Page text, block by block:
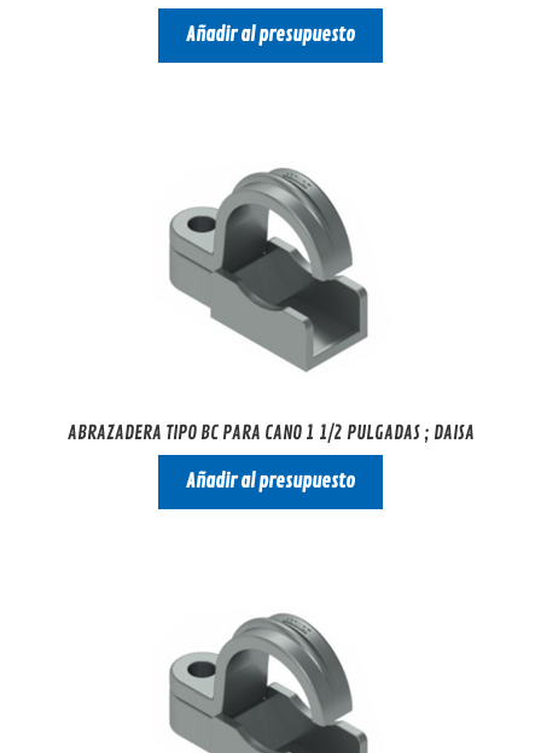
Añadir al presupuesto
ABRAZADERA TIPO BC PARA CANO 1 1/2 PULGADAS ; DAISA
Añadir al presupuesto